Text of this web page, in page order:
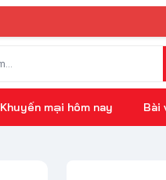
Khuyến mại hôm nay Bài